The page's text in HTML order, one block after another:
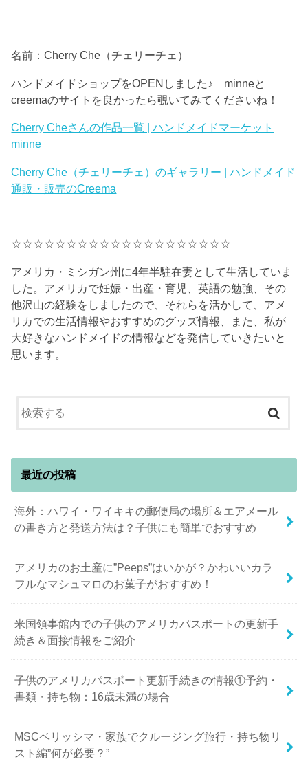
名前：Cherry Che（チェリーチェ）
ハンドメイドショップをOPENしました♪ minneと
creemaのサイトを良かったら覗いてみてくださいね！
Cherry Cheさんの作品一覧 | ハンドメイドマーケット
minne
Cherry Che（チェリーチェ）のギャラリー | ハンドメイド
通販・販売のCreema
☆☆☆☆☆☆☆☆☆☆☆☆☆☆☆☆☆☆☆☆
アメリカ・ミシガン州に4年半駐在妻として生活していま
した。アメリカで妊娠・出産・育児、英語の勉強、その
他沢山の経験をしましたので、それらを活かして、アメ
リカでの生活情報やおすすめのグッズ情報、また、私が
大好きなハンドメイドの情報などを発信していきたいと
思います。
最近の投稿
海外：ハワイ・ワイキキの郵便局の場所＆エアメール
の書き方と発送方法は？子供にも簡単でおすすめ
アメリカのお土産に”Peeps”はいかが？かわいいカラ
フルなマシュマロのお菓子がおすすめ！
米国領事館内での子供のアメリカパスポートの更新手
続き＆面接情報をご紹介
子供のアメリカパスポート更新手続きの情報①予約・
書類・持ち物：16歳未満の場合
MSCベリッシマ・家族でクルージング旅行・持ち物リ
スト編”何が必要？”